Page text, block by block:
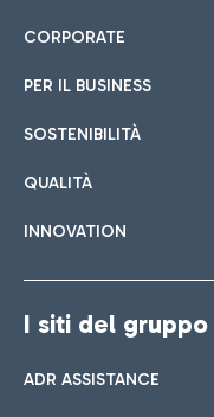
CORPORATE
PER IL BUSINESS
SOSTENIBILITÀ
QUALITÀ
INNOVATION
I siti del gruppo
ADR ASSISTANCE